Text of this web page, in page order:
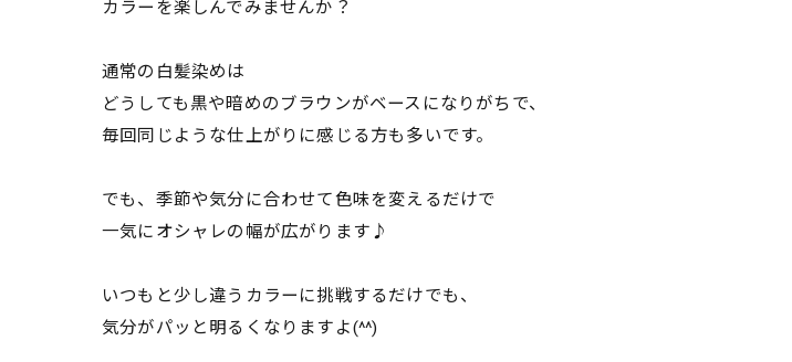
カラーを楽しんでみませんか？
通常の白髪染めは
どうしても黒や暗めのブラウンがベースになりがちで、
毎回同じような仕上がりに感じる方も多いです。
でも、季節や気分に合わせて色味を変えるだけで
一気にオシャレの幅が広がります♪
いつもと少し違うカラーに挑戦するだけでも、
気分がパッと明るくなりますよ(^^)